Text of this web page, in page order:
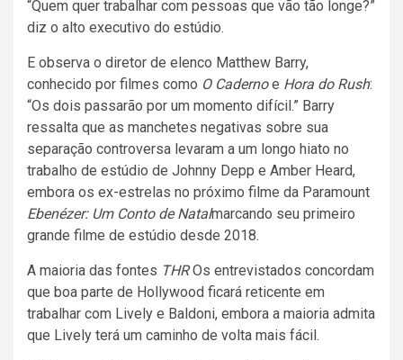
“Quem quer trabalhar com pessoas que vão tão longe?”
diz o alto executivo do estúdio.
E observa o diretor de elenco Matthew Barry,
conhecido por filmes como O Cadernoe Hora do Rush:
“Os dois passarão por um momento difícil.” Barry
ressalta que as manchetes negativas sobre sua
separação controversa levaram a um longo hiato no
trabalho de estúdio de Johnny Depp e Amber Heard,
embora os ex-estrelas no próximo filme da Paramount
Ebenézer: Um Conto de Natalmarcando seu primeiro
grande filme de estúdio desde 2018.
A maioria das fontes THROs entrevistados concordam
que boa parte de Hollywood ficará reticente em
trabalhar com Lively e Baldoni, embora a maioria admita
que Lively terá um caminho de volta mais fácil.